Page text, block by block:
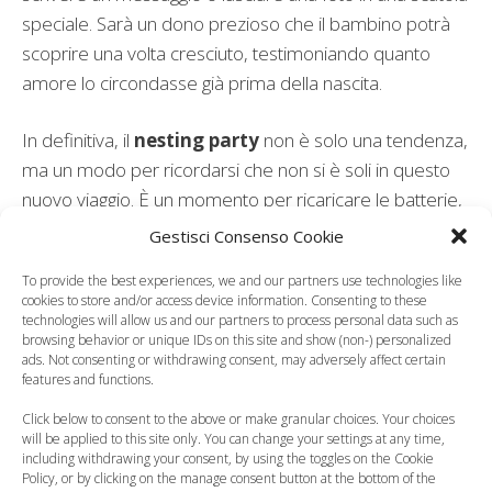
Gestisci Consenso Cookie
To provide the best experiences, we and our partners use technologies like
cookies to store and/or access device information. Consenting to these
technologies will allow us and our partners to process personal data such as
browsing behavior or unique IDs on this site and show (non-) personalized
ads. Not consenting or withdrawing consent, may adversely affect certain
features and functions.
Click below to consent to the above or make granular choices. Your choices
will be applied to this site only. You can change your settings at any time,
including withdrawing your consent, by using the toggles on the Cookie
Policy, or by clicking on the manage consent button at the bottom of the
speciale. Sarà un dono prezioso che il bambino potrà
scoprire una volta cresciuto, testimoniando quanto
amore lo circondasse già prima della nascita.
In definitiva, il nesting party non è solo una tendenza,
ma un modo per ricordarsi che non si è soli in questo
nuovo viaggio. È un momento per ricaricare le batterie,
ridere insieme e costruire, mattone dopo mattone, il
Leggi anche:
Organizzare un baby
shower, alcuni
Come organizzare
una festa per
bambini, arriva